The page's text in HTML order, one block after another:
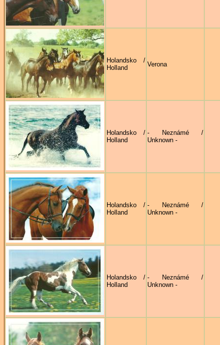
Holandsko /
Holland
Verona
Holandsko /
Holland
- Neznámé /
Unknown -
Holandsko /
Holland
- Neznámé /
Unknown -
Holandsko /
Holland
- Neznámé /
Unknown -